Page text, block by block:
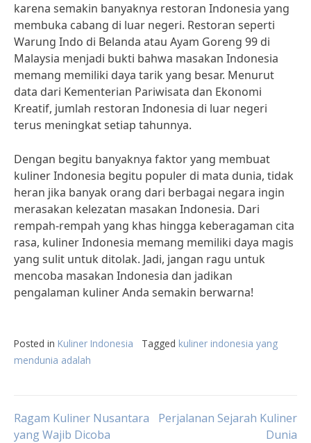
karena semakin banyaknya restoran Indonesia yang
membuka cabang di luar negeri. Restoran seperti
Warung Indo di Belanda atau Ayam Goreng 99 di
Malaysia menjadi bukti bahwa masakan Indonesia
memang memiliki daya tarik yang besar. Menurut
data dari Kementerian Pariwisata dan Ekonomi
Kreatif, jumlah restoran Indonesia di luar negeri
terus meningkat setiap tahunnya.
Dengan begitu banyaknya faktor yang membuat
kuliner Indonesia begitu populer di mata dunia, tidak
heran jika banyak orang dari berbagai negara ingin
merasakan kelezatan masakan Indonesia. Dari
rempah-rempah yang khas hingga keberagaman cita
rasa, kuliner Indonesia memang memiliki daya magis
yang sulit untuk ditolak. Jadi, jangan ragu untuk
mencoba masakan Indonesia dan jadikan
pengalaman kuliner Anda semakin berwarna!
Posted in Kuliner Indonesia Tagged kuliner indonesia yang
mendunia adalah
Post
Ragam Kuliner Nusantara
yang Wajib Dicoba
Perjalanan Sejarah Kuliner
Dunia